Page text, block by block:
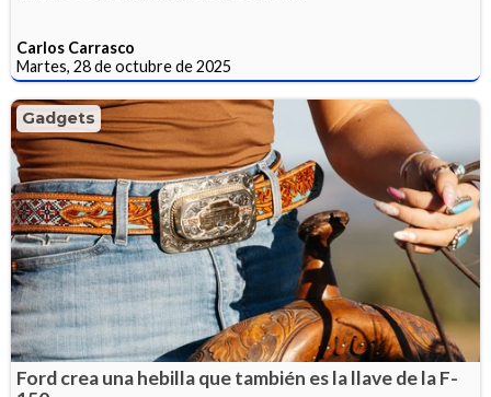
Carlos Carrasco
Martes, 28 de octubre de 2025
Gadgets
Ford crea una hebilla que también es la llave de la F-